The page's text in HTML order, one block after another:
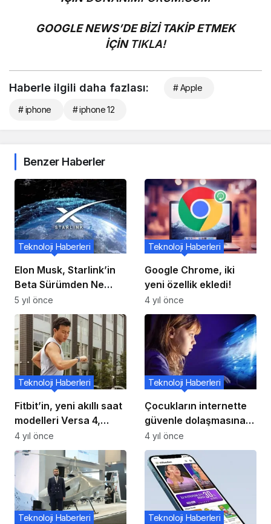
GOOGLE NEWS’DE BİZİ TAKİP ETMEK
İÇİN TIKLA!
Haberle ilgili daha fazlası: # Apple
# iphone # iphone 12
Benzer Haberler
Elon Musk, Starlink’in
Beta Sürümden Ne
Zaman Kopacağını
Açıkladı.
Teknoloji Haberleri
5 yıl önce
Google Chrome, iki
yeni özellik ekledi!
Teknoloji Haberleri
4 yıl önce
Fitbit’in, yeni akıllı saat
modelleri Versa 4,
Sense 2 ve Inspire 3
Türkiye’de satışa
Teknoloji Haberleri
4 yıl önce
Çocukların internette
güvenle dolaşmasına
yardımcı olacak beş
ipucu
Teknoloji Haberleri
4 yıl önce
Teknoloji Haberleri Teknoloji Haberleri